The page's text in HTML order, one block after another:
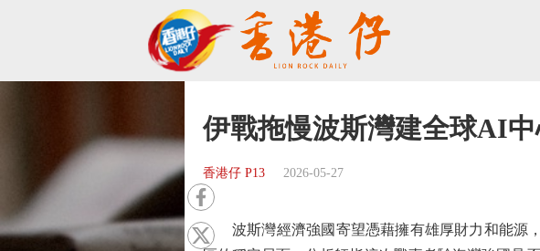
伊戰拖慢波斯灣建全球AI
香港仔 P13 2026-05-27
波斯灣經濟強國寄望憑藉擁有雄厚財力和能源，